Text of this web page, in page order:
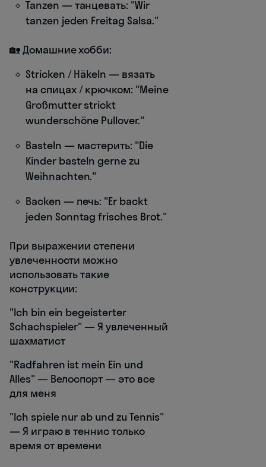
Tanzen — танцевать: "Wir
tanzen jeden Freitag Salsa."
🏡 Домашние хобби:
Stricken / Häkeln — вязать
на спицах / крючком: "Meine
Großmutter strickt
wunderschöne Pullover."
Basteln — мастерить: "Die
Kinder basteln gerne zu
Weihnachten."
Backen — печь: "Er backt
jeden Sonntag frisches Brot."
При выражении степени
увлеченности можно
использовать такие
конструкции:
"Ich bin ein begeisterter
Schachspieler" — Я увлеченный
шахматист
"Radfahren ist mein Ein und
Alles" — Велоспорт — это все
для меня
"Ich spiele nur ab und zu Tennis"
— Я играю в теннис только
время от времени